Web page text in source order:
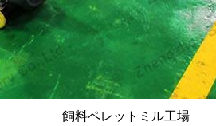
飼料ペレットミル工場